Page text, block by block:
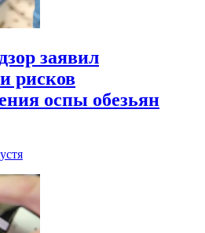
заявил
рисков
оспы обезьян